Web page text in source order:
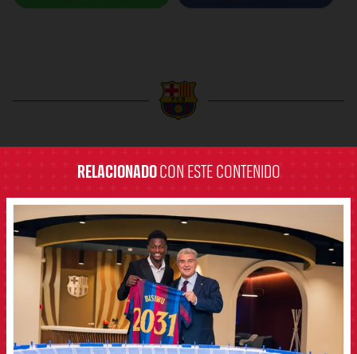
RELACIONADOCON ESTE CONTENIDO
FCB Barcelona badge